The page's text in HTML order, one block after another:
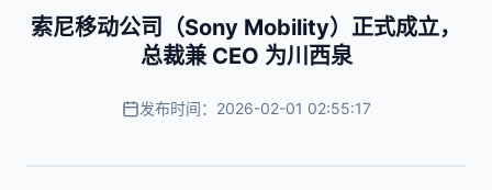
索尼移动公司（Sony Mobility）正式成立，
总裁兼 CEO 为川西泉
发布时间：2026-02-01 02:55:17